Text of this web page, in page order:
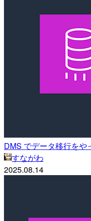
DMS でデータ移行をや
すながわ
2025.08.14